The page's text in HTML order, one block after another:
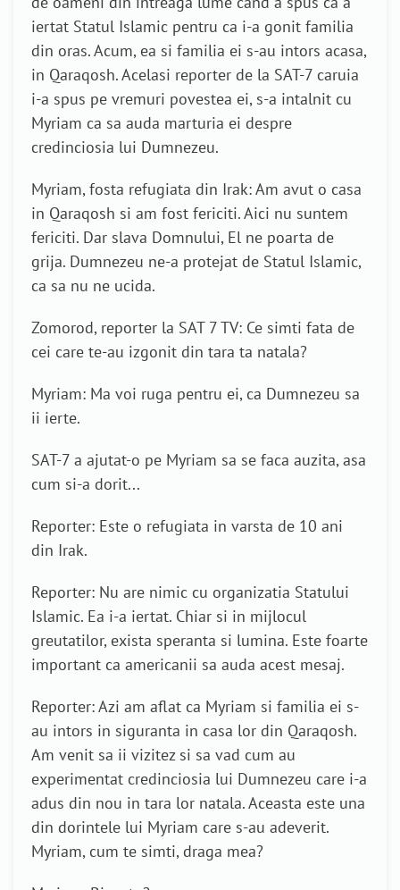
iertat Statul Islamic pentru ca i-a gonit familia
din oras. Acum, ea si familia ei s-au intors acasa,
in Qaraqosh. Acelasi reporter de la SAT-7 caruia
i-a spus pe vremuri povestea ei, s-a intalnit cu
Myriam ca sa auda marturia ei despre
credinciosia lui Dumnezeu.
Myriam, fosta refugiata din Irak: Am avut o casa
in Qaraqosh si am fost fericiti. Aici nu suntem
fericiti. Dar slava Domnului, El ne poarta de
grija. Dumnezeu ne-a protejat de Statul Islamic,
ca sa nu ne ucida.
Zomorod, reporter la SAT 7 TV: Ce simti fata de
cei care te-au izgonit din tara ta natala?
Myriam: Ma voi ruga pentru ei, ca Dumnezeu sa
ii ierte.
SAT-7 a ajutat-o pe Myriam sa se faca auzita, asa
cum si-a dorit...
Reporter: Este o refugiata in varsta de 10 ani
din Irak.
Reporter: Nu are nimic cu organizatia Statului
Islamic. Ea i-a iertat. Chiar si in mijlocul
greutatilor, exista speranta si lumina. Este foarte
important ca americanii sa auda acest mesaj.
Reporter: Azi am aflat ca Myriam si familia ei s-
au intors in siguranta in casa lor din Qaraqosh.
Am venit sa ii vizitez si sa vad cum au
experimentat credinciosia lui Dumnezeu care i-a
adus din nou in tara lor natala. Aceasta este una
din dorintele lui Myriam care s-au adeverit.
Myriam, cum te simti, draga mea?